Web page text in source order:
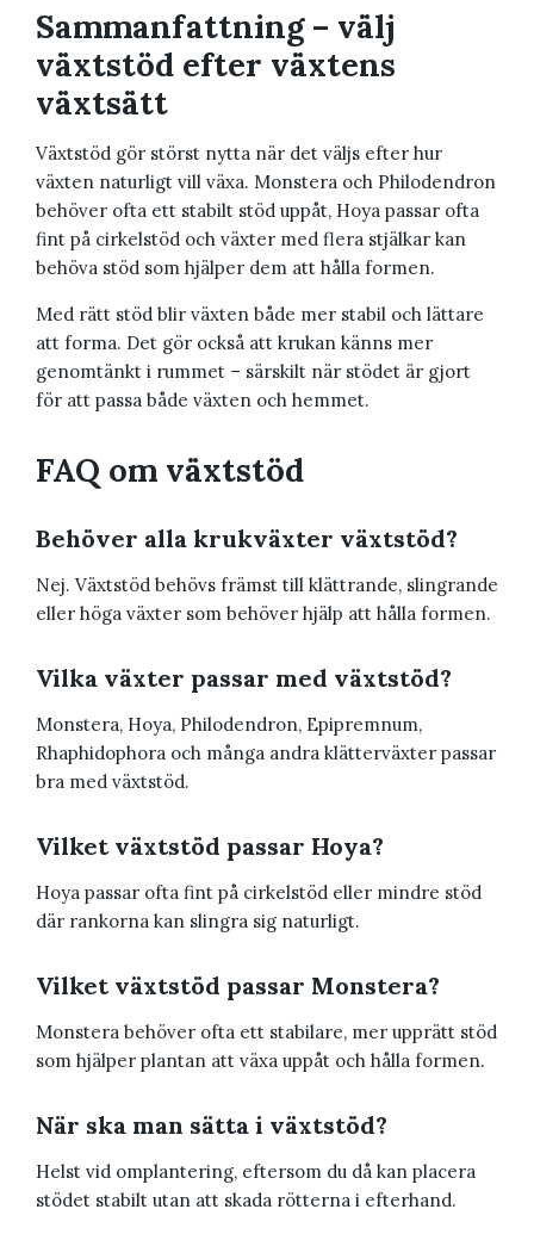
Sammanfattning – välj
växtstöd efter växtens
växtsätt
Växtstöd gör störst nytta när det väljs efter hur
växten naturligt vill växa. Monstera och Philodendron
behöver ofta ett stabilt stöd uppåt, Hoya passar ofta
fint på cirkelstöd och växter med flera stjälkar kan
behöva stöd som hjälper dem att hålla formen.
Med rätt stöd blir växten både mer stabil och lättare
att forma. Det gör också att krukan känns mer
genomtänkt i rummet – särskilt när stödet är gjort
för att passa både växten och hemmet.
FAQ om växtstöd
Behöver alla krukväxter växtstöd?
Nej. Växtstöd behövs främst till klättrande, slingrande
eller höga växter som behöver hjälp att hålla formen.
Vilka växter passar med växtstöd?
Monstera, Hoya, Philodendron, Epipremnum,
Rhaphidophora och många andra klätterväxter passar
bra med växtstöd.
Vilket växtstöd passar Hoya?
Hoya passar ofta fint på cirkelstöd eller mindre stöd
där rankorna kan slingra sig naturligt.
Vilket växtstöd passar Monstera?
Monstera behöver ofta ett stabilare, mer upprätt stöd
som hjälper plantan att växa uppåt och hålla formen.
När ska man sätta i växtstöd?
Helst vid omplantering, eftersom du då kan placera
stödet stabilt utan att skada rötterna i efterhand.